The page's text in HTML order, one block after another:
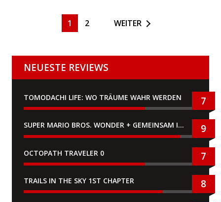
1 2 WEITER
NEUESTE REVIEWS
TOMODACHI LIFE: WO TRÄUME WAHR WERDEN 7
SUPER MARIO BROS. WONDER + GEMEINSAM IM BELLABEL-PARK 9
OCTOPATH TRAVELER 0 7
TRAILS IN THE SKY 1ST CHAPTER 8